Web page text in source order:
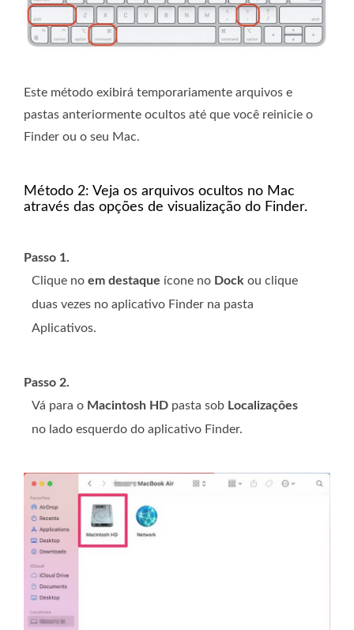
Este método exibirá temporariamente arquivos e
pastas anteriormente ocultos até que você reinicie o
Finder ou o seu Mac.
Método 2: Veja os arquivos ocultos no Mac
através das opções de visualização do Finder.
Passo 1.
Clique no em destaque ícone no Dock ou clique
duas vezes no aplicativo Finder na pasta
Aplicativos.
Passo 2.
Vá para o Macintosh HD pasta sob Localizações
no lado esquerdo do aplicativo Finder.